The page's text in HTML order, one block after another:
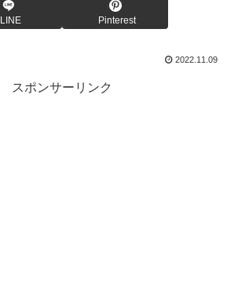
LINE Pinterest
2022.11.09
スポンサーリンク